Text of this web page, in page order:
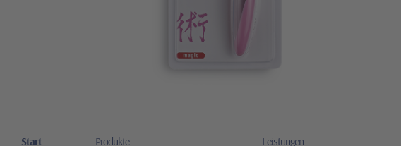
Start Produkte Leistungen